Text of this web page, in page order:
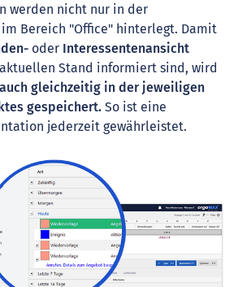
werden nicht nur in der
Bereich "Office" hinterlegt. Damit
oder Interessentenansicht
Stand informiert sind, wird
gleichzeitig in der jeweiligen
gespeichert. So ist eine
jederzeit gewährleistet.